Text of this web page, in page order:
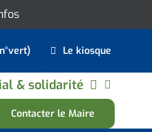
Le kiosque
& solidarité
Contacter le Maire